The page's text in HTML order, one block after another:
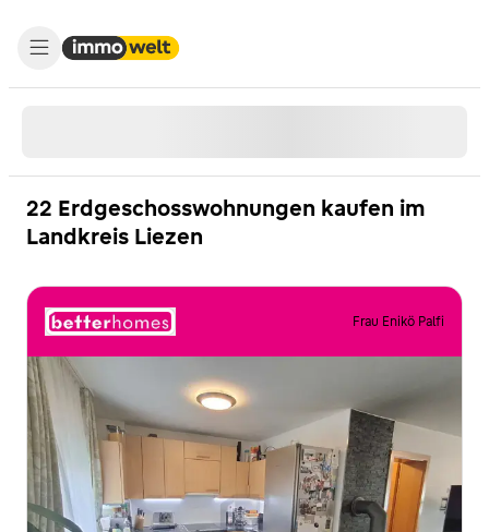
22 Erdgeschosswohnungen kaufen im
Landkreis Liezen
Frau Enikö Palfi